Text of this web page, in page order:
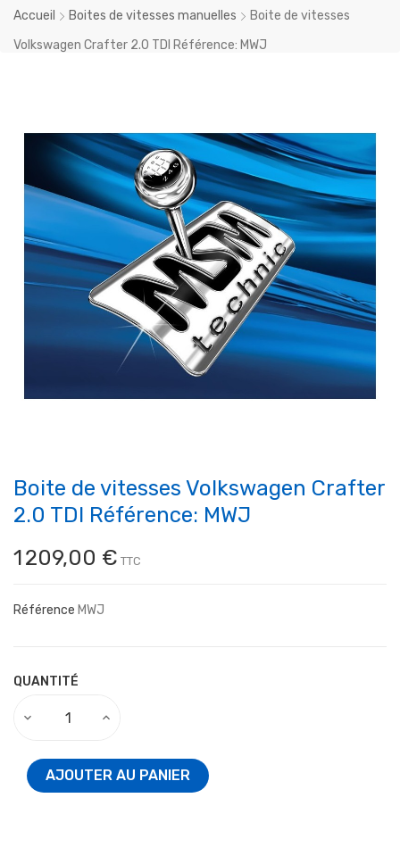
Accueil Boites de vitesses manuelles
Boite de vitesses
Volkswagen Crafter 2.0 TDI Référence: MWJ
Boite de vitesses Volkswagen Crafter
2.0 TDI Référence: MWJ
1 209,00 € TTC
Référence MWJ
QUANTITÉ
AJOUTER AU PANIER